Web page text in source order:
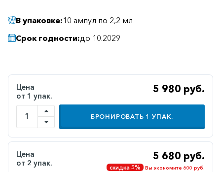
Диабетические
Желудочно-
кишечные
Иммунодепрессанты
Климактерические
В упаковке:10 ампул по 2,2 мл
Срок годности:до 10.2029
Цена
от 1 упак.
5 980 руб.
БРОНИРОВАТЬ 1 УПАК.
Цена
от 2 упак.
5 680 руб.
скидка 5% Вы экономите 600 руб.